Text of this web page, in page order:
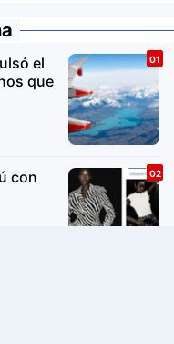
el
que
con